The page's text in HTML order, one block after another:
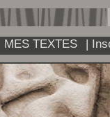
MES TEXTES |